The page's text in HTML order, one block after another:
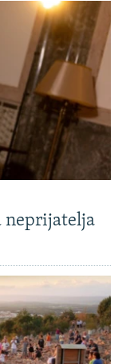
neprijatelja